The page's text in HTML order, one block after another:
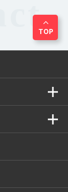
expand_less
TOP